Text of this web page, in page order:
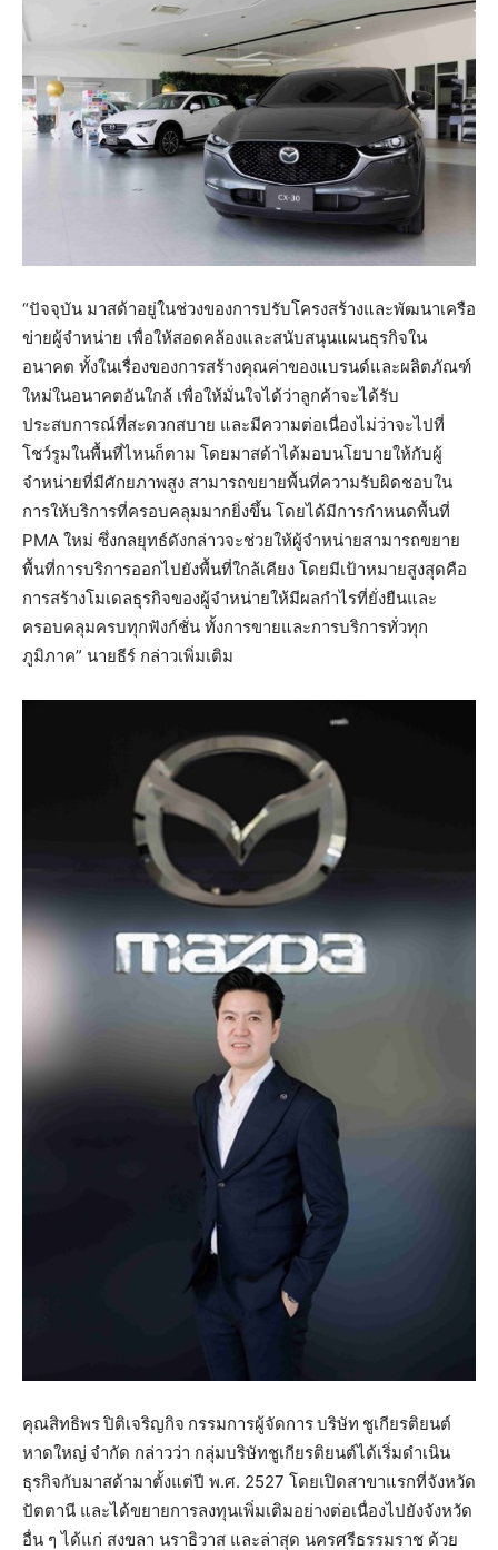
“ปัจจุบัน มาสด้าอยู่ในช่วงของการปรับโครงสร้างและพัฒนาเครือ
ข่ายผู้จำหน่าย เพื่อให้สอดคล้องและสนับสนุนแผนธุรกิจใน
อนาคต ทั้งในเรื่องของการสร้างคุณค่าของแบรนด์และผลิตภัณฑ์
ใหม่ในอนาคตอันใกล้ เพื่อให้มั่นใจได้ว่าลูกค้าจะได้รับ
ประสบการณ์ที่สะดวกสบาย และมีความต่อเนื่องไม่ว่าจะไปที่
โชว์รูมในพื้นที่ไหนก็ตาม โดยมาสด้าได้มอบนโยบายให้กับผู้
จำหน่ายที่มีศักยภาพสูง สามารถขยายพื้นที่ความรับผิดชอบใน
การให้บริการที่ครอบคลุมมากยิ่งขึ้น โดยได้มีการกำหนดพื้นที่
PMA ใหม่ ซึ่งกลยุทธ์ดังกล่าวจะช่วยให้ผู้จำหน่ายสามารถขยาย
พื้นที่การบริการออกไปยังพื้นที่ใกล้เคียง โดยมีเป้าหมายสูงสุดคือ
การสร้างโมเดลธุรกิจของผู้จำหน่ายให้มีผลกำไรที่ยั่งยืนและ
ครอบคลุมครบทุกฟังก์ชั่น ทั้งการขายและการบริการทั่วทุก
ภูมิภาค” นายธีร์ กล่าวเพิ่มเติม
คุณสิทธิพรปิติเจริญกิจ กรรมการผู้จัดการบริษัท ชูเกียรติยนต์
หาดใหญ่ จำกัด กล่าวว่า กลุ่มบริษัทชูเกียรติยนต์ได้เริ่มดำเนิน
ธุรกิจกับมาสด้ามาตั้งแต่ปี พ.ศ. 2527 โดยเปิดสาขาแรกที่จังหวัด
ปัตตานี และได้ขยายการลงทุนเพิ่มเติมอย่างต่อเนื่องไปยังจังหวัด
อื่น ๆ ได้แก่ สงขลา นราธิวาส และล่าสุด นครศรีธรรมราช ด้วย